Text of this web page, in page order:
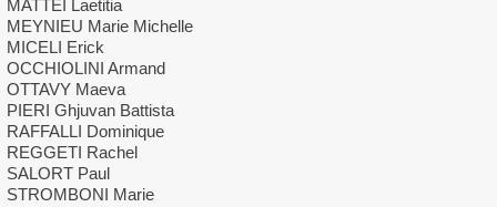
MATTEI Laetitia
MEYNIEU Marie Michelle
MICELI Erick
OCCHIOLINI Armand
OTTAVY Maeva
PIERI Ghjuvan Battista
RAFFALLI Dominique
REGGETI Rachel
SALORT Paul
STROMBONI Marie